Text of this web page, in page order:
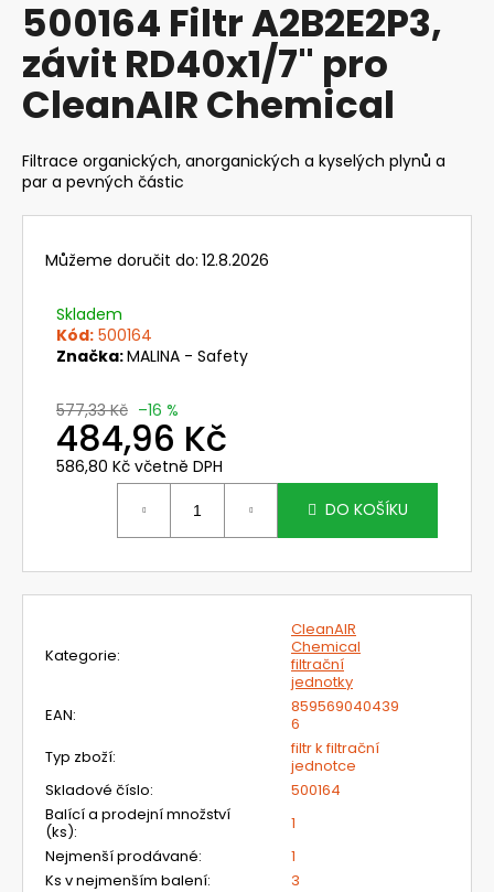
produktu
je
z
5
hvězdiček.
500164 Filtr A2B2E2P3,
závit RD40x1/7" pro
CleanAIR Chemical
Filtrace organických, anorganických a kyselých plynů a
par a pevných částic
Můžeme doručit do: 12.8.2026
Skladem
Kód: 500164
Značka:MALINA - Safety
577,33 Kč –16 %
484,96 Kč
586,80 Kč včetně DPH
DO KOŠÍKU
Kategorie:
CleanAIR
Chemical
filtrační
jednotky
EAN:
859569040439
6
Typ zboží:
filtr k filtrační
jednotce
Skladové číslo:
500164
Balící a prodejní množství
(ks):
1
Nejmenší prodávané:
1
Ks v nejmenším balení:
3
a
j
í
t
HLEDAT
e
m
JAKUB
450
Kč